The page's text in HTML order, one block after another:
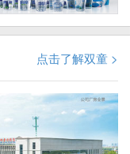
点击了解双童 >